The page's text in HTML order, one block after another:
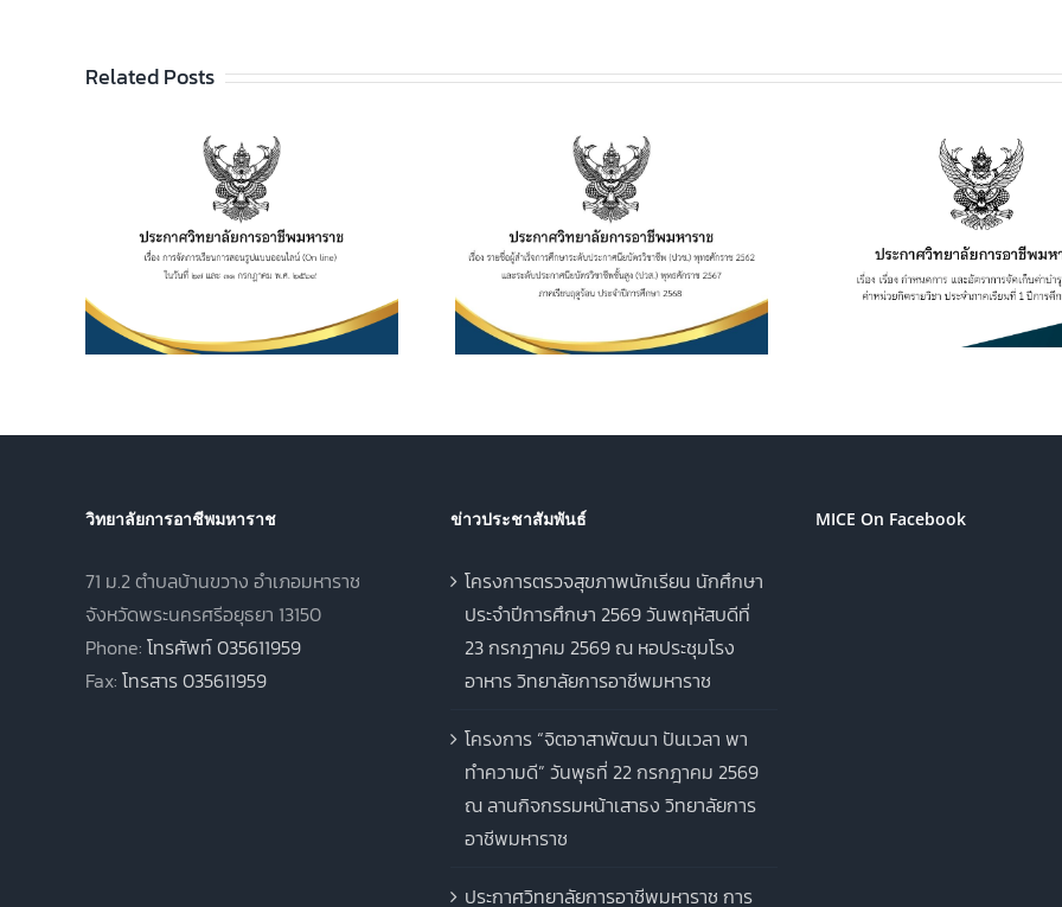
Related Posts
ประกาศวิทยาลัยฯ เรื่อง
รายชื่อผู้สำเร็จการศึกษา
ระดับประกาศนียบัตร
วิชาชีพ (ปวช.) พุทธศักราช
2562 และระดับ
ประกาศนียบัตรวิชาชีพชั้น
สูง (ปวส.) พุทธศักราช
2567 ภาคเรียนฤดูร้อน
ประกาศวิทยาลัยฯ เรื่อง
เรื่อง กำหนดการ และอัตรา
การจัดเก็บค่าบำรุงการ
ศึกษา ค่าหน่วยกิตรายวิชา
ประจำภาคเรียนที่ 1 ปีการ
ศึกษา 2569
ประกาศวิทยา
การเปิดประมูล
เพื่อจำหน่ายอ
เครื่องดื่ม ในวิ
อาชีพมหาราช ป
ศึกษา
วิทยาลัยการอาชีพมหาราช
71 ม.2 ตำบลบ้านขวาง อำเภอมหาราช
จังหวัดพระนครศรีอยุธยา 13150
Phone: โทรศัพท์ 035611959
Fax: โทรสาร 035611959
ข่าวประชาสัมพันธ์
โครงการตรวจสุขภาพนักเรียน นักศึกษา
ประจำปีการศึกษา 2569 วันพฤหัสบดีที่
23 กรกฎาคม 2569 ณ หอประชุมโรง
อาหาร วิทยาลัยการอาชีพมหาราช
โครงการ “จิตอาสาพัฒนา ปันเวลา พา
ทำความดี” วันพุธที่ 22 กรกฎาคม 2569
ณ ลานกิจกรรมหน้าเสาธง วิทยาลัยการ
อาชีพมหาราช
ประกาศวิทยาลัยการอาชีพมหาราช การ
MICE On Facebook